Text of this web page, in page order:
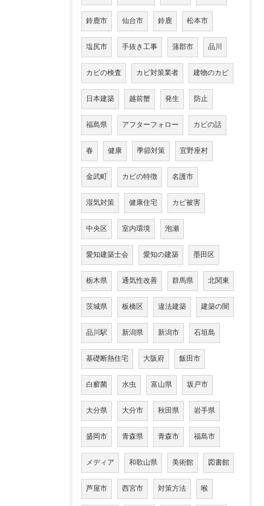
鈴鹿市 仙台市 鈴鹿 松本市
塩尻市 手抜き工事 蒲郡市 品川
カビの検査 カビ対策業者 建物のカビ
日本建築 越前蟹 発生 防止
福島県 アフターフォロー カビの話
春 健康 季節対策 宜野座村
金武町 カビの特徴 名護市
湿気対策 健康住宅 カビ被害
中央区 室内環境 泡瀬
愛知建築士会 愛知の建築 墨田区
栃木県 通気性改善 群馬県 北関東
茨城県 板橋区 違法建築 建築の闇
品川駅 新潟県 新潟市 石垣島
基礎断熱住宅 大阪府 飯田市
白癬菌 水虫 富山県 坂戸市
大分県 大分市 秋田県 岩手県
盛岡市 青森県 青森市 福島市
メディア 和歌山県 美術館 図書館
芦屋市 西宮市 対策方法 喉